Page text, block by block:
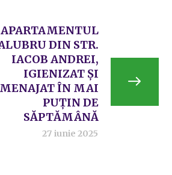
APARTAMENTUL
DIN STR.
IACOB ANDREI,
IGIENIZAT ȘI
ÎN MAI
PUȚIN DE
SĂPTĂMÂNĂ
27 iunie 2025